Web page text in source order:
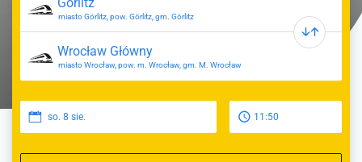
miasto Görlitz, pow. Görlitz, gm. Görlitz
miasto Wrocław, pow. m. Wrocław, gm. M. Wrocław
so. 8 sie. 11:50